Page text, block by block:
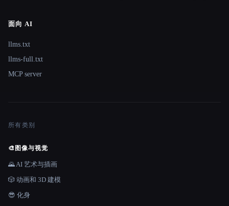
面向 AI
llms.txt
llms-full.txt
MCP server
所有类别
🎨 图像与视觉
🌄 AI 艺术与插画
🎲 动画和 3D 建模
😎 化身